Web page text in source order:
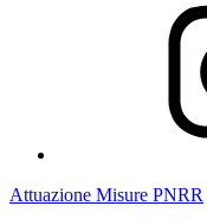
Attuazione Misure PNRR